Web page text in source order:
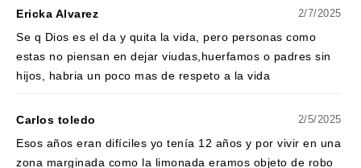
Ericka Alvarez 2/7/2025
Se q Dios es el da y quita la vida, pero personas como
estas no piensan en dejar viudas,huerfamos o padres sin
hijos, habria un poco mas de respeto a la vida
Carlos toledo 2/5/2025
Esos años eran difíciles yo tenía 12 años y por vivir en una
zona marginada como la limonada eramos objeto de robo